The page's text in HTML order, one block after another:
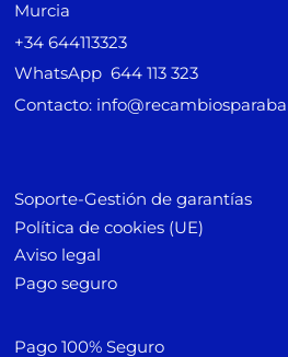
Murcia
+34 644113323
WhatsApp 644 113 323
Contacto:
Soporte-Gestión de garantías
Política de cookies (UE)
Aviso legal
Pago seguro
Pago 100% Seguro